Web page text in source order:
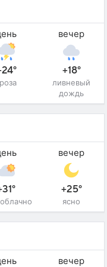
вечер
+18°
ливневый
дождь
вечер
+25°
ясно
вечер